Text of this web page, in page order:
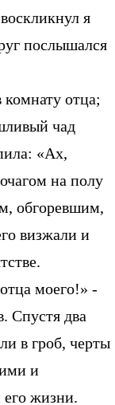
я
послышался
комнату отца;
чад
«Ах,
на полу
обгоревшим,
визжали и
моего!» -
Спустя два
в гроб, черты
и
его жизни.